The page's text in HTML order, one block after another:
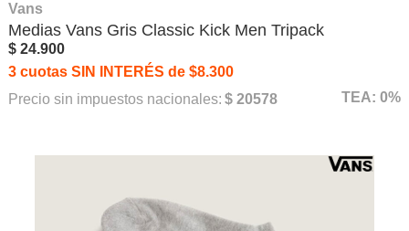
Vans
Medias Vans Gris Classic Kick Men Tripack
$ 24.900
3 cuotas SIN INTERÉS de $8.300
Precio sin impuestos nacionales: $ 20578 TEA: 0%